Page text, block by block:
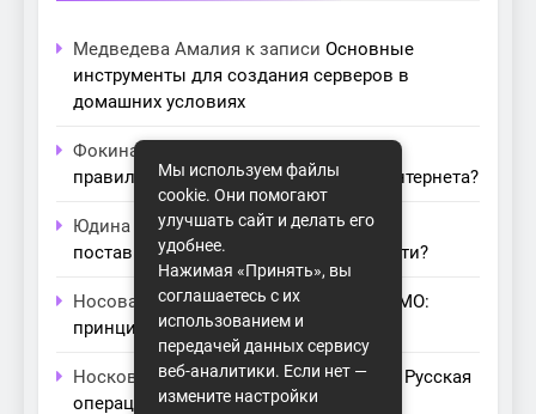
Медведева Амалия к записи Основные
инструменты для создания серверов в
домашних условиях
Фокина Нева
правильный модем для домашнего интернета?
Юдина Ивонак записи Проблемы с
поставщиками интернета: как их обойти?
Носова Агатак записиТехнология MIMO:
принципы работы и её преимущества
Носкова Ларак записи Астра Линукс: Русская
операционная система будущего для
Мы используем файлы
cookie. Они помогают
улучшать сайт и делать его
удобнее.
Нажимая «Принять», вы
соглашаетесь с их
использованием и
передачей данных сервису
веб-аналитики. Если нет —
измените настройки